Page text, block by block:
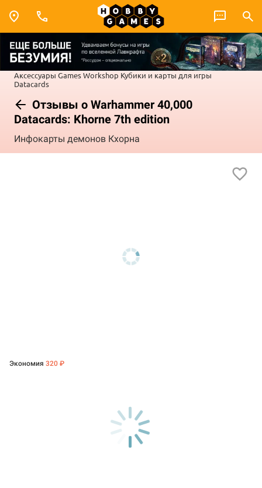
Аксессуары Games Workshop Кубики и карты для игры
Datacards
Отзывы о Warhammer 40,000
Datacards: Khorne 7th edition
Инфокарты демонов Кхорна
Экономия 320 ₽